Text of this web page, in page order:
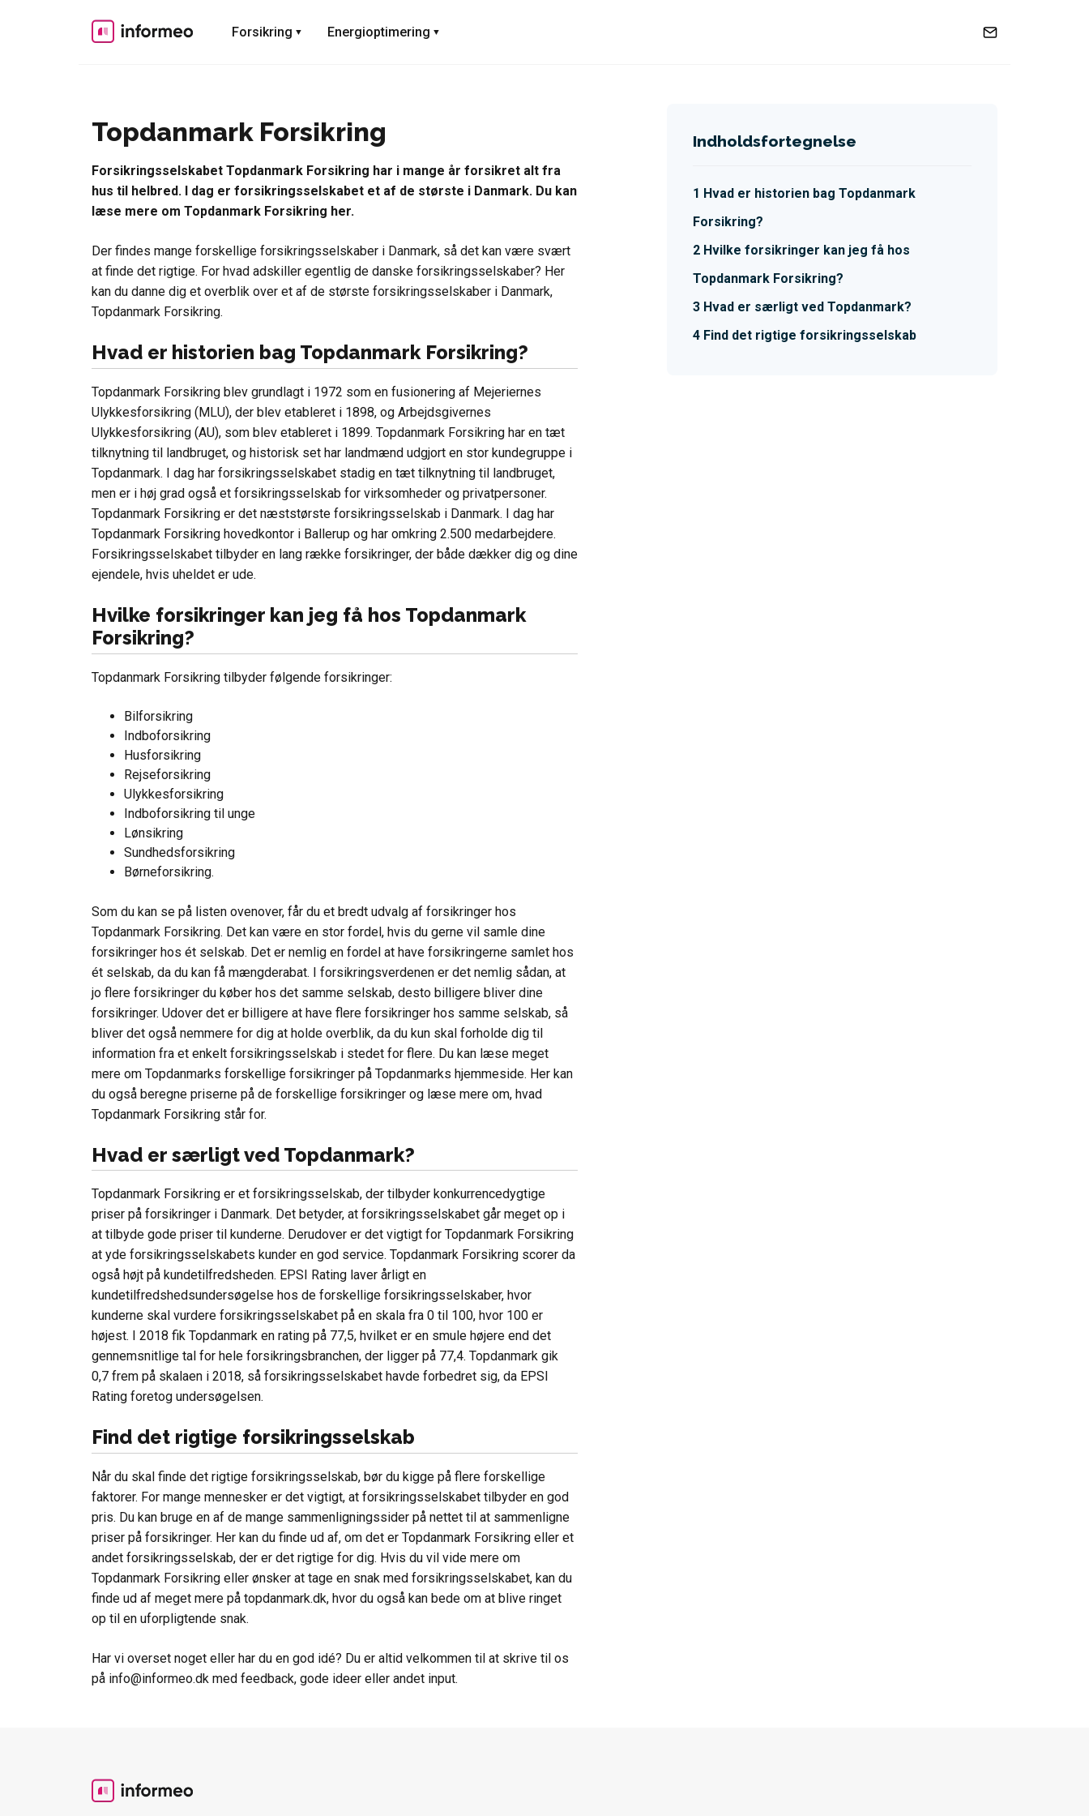
Forsikring Energioptimering
Topdanmark Forsikring
Forsikringsselskabet Topdanmark Forsikring har i mange år forsikret alt fra
hus til helbred. I dag er forsikringsselskabet et af de største i Danmark. Du kan
læse mere om Topdanmark Forsikring her.
Der findes mange forskellige forsikringsselskaber i Danmark, så det kan være svært
at finde det rigtige. For hvad adskiller egentlig de danske forsikringsselskaber? Her
kan du danne dig et overblik over et af de største forsikringsselskaber i Danmark,
Topdanmark Forsikring.
Hvad er historien bag Topdanmark Forsikring?
Topdanmark Forsikring blev grundlagt i 1972 som en fusionering af Mejeriernes
Ulykkesforsikring (MLU), der blev etableret i 1898, og Arbejdsgivernes
Ulykkesforsikring (AU), som blev etableret i 1899. Topdanmark Forsikring har en tæt
tilknytning til landbruget, og historisk set har landmænd udgjort en stor kundegruppe i
Topdanmark. I dag har forsikringsselskabet stadig en tæt tilknytning til landbruget,
men er i høj grad også et forsikringsselskab for virksomheder og privatpersoner.
Topdanmark Forsikring er det næststørste forsikringsselskab i Danmark. I dag har
Topdanmark Forsikring hovedkontor i Ballerup og har omkring 2.500 medarbejdere.
Forsikringsselskabet tilbyder en lang række forsikringer, der både dækker dig og dine
ejendele, hvis uheldet er ude.
Hvilke forsikringer kan jeg få hos Topdanmark
Forsikring?
Topdanmark Forsikring tilbyder følgende forsikringer:
Bilforsikring
Indboforsikring
Husforsikring
Rejseforsikring
Ulykkesforsikring
Indboforsikring til unge
Lønsikring
Sundhedsforsikring
Børneforsikring.
Som du kan se på listen ovenover, får du et bredt udvalg af forsikringer hos
Topdanmark Forsikring. Det kan være en stor fordel, hvis du gerne vil samle dine
forsikringer hos ét selskab. Det er nemlig en fordel at have forsikringerne samlet hos
ét selskab, da du kan få mængderabat. I forsikringsverdenen er det nemlig sådan, at
jo flere forsikringer du køber hos det samme selskab, desto billigere bliver dine
forsikringer. Udover det er billigere at have flere forsikringer hos samme selskab, så
bliver det også nemmere for dig at holde overblik, da du kun skal forholde dig til
information fra et enkelt forsikringsselskab i stedet for flere. Du kan læse meget
mere om Topdanmarks forskellige forsikringer på Topdanmarks hjemmeside. Her kan
du også beregne priserne på de forskellige forsikringer og læse mere om, hvad
Topdanmark Forsikring står for.
Hvad er særligt ved Topdanmark?
Topdanmark Forsikring er et forsikringsselskab, der tilbyder konkurrencedygtige
priser på forsikringer i Danmark. Det betyder, at forsikringsselskabet går meget op i
at tilbyde gode priser til kunderne. Derudover er det vigtigt for Topdanmark Forsikring
at yde forsikringsselskabets kunder en god service. Topdanmark Forsikring scorer da
også højt på kundetilfredsheden. EPSI Rating laver årligt en
kundetilfredshedsundersøgelse hos de forskellige forsikringsselskaber, hvor
kunderne skal vurdere forsikringsselskabet på en skala fra 0 til 100, hvor 100 er
højest. I 2018 fik Topdanmark en rating på 77,5, hvilket er en smule højere end det
gennemsnitlige tal for hele forsikringsbranchen, der ligger på 77,4. Topdanmark gik
0,7 frem på skalaen i 2018, så forsikringsselskabet havde forbedret sig, da EPSI
Rating foretog undersøgelsen.
Find det rigtige forsikringsselskab
Når du skal finde det rigtige forsikringsselskab, bør du kigge på flere forskellige
faktorer. For mange mennesker er det vigtigt, at forsikringsselskabet tilbyder en god
pris. Du kan bruge en af de mange sammenligningssider på nettet til at sammenligne
priser på forsikringer. Her kan du finde ud af, om det er Topdanmark Forsikring eller et
andet forsikringsselskab, der er det rigtige for dig. Hvis du vil vide mere om
Topdanmark Forsikring eller ønsker at tage en snak med forsikringsselskabet, kan du
finde ud af meget mere på topdanmark.dk, hvor du også kan bede om at blive ringet
op til en uforpligtende snak.
Har vi overset noget eller har du en god idé? Du er altid velkommen til at skrive til os
på info@informeo.dk med feedback, gode ideer eller andet input.
Indholdsfortegnelse
Hvad er historien bag Topdanmark
Forsikring?
Hvilke forsikringer kan jeg få hos
Topdanmark Forsikring?
Hvad er særligt ved Topdanmark?
Find det rigtige forsikringsselskab